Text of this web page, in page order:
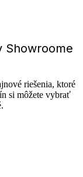
Showroome
riešenia, ktoré
si môžete vybrať